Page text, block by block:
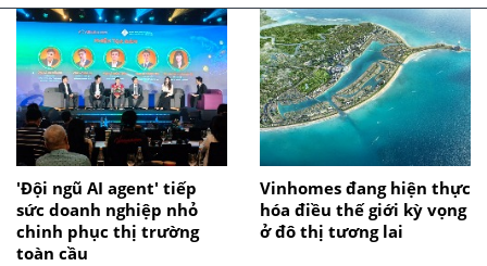
'Đội ngũ AI agent' tiếp
sức doanh nghiệp nhỏ
chinh phục thị trường
toàn cầu
Vinhomes đang hiện thực
hóa điều thế giới kỳ vọng
ở đô thị tương lai